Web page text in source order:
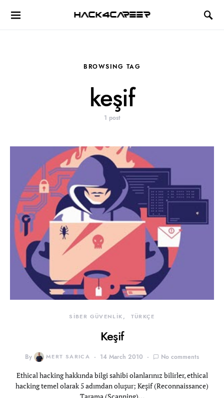
Hack4Career
BROWSING TAG
keşif
1 post
SİBER GÜVENLİK TÜRKÇE
Keşif
By MERT SARICA 14 March 2010 No comments
Ethical hacking hakkında bilgi sahibi olanlarınız bilirler, ethical
hacking temel olarak 5 adımdan oluşur; Keşif (Reconnaissance)